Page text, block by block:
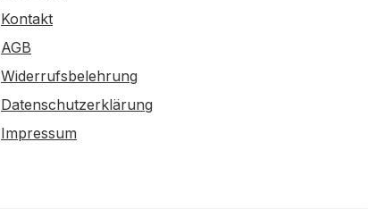
Kontakt
AGB
Widerrufsbelehrung
Datenschutzerklärung
Impressum